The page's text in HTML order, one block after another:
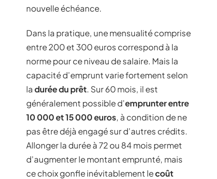
nouvelle échéance.
Dans la pratique, une mensualité comprise
entre 200 et 300 euros correspond à la
norme pour ce niveau de salaire. Mais la
capacité d’emprunt varie fortement selon
ladurée du prêt. Sur 60 mois, il est
généralement possible d’emprunter entre
10 000 et 15 000 euros, à condition de ne
pas être déjà engagé sur d’autres crédits.
Allonger la durée à 72 ou 84 mois permet
d’augmenter le montant emprunté, mais
ce choix gonfle inévitablement lecoût